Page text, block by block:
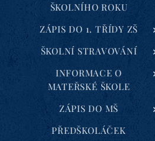
ŠKOLNÍHO ROKU
ZÁPIS DO 1. TŘÍDY ZŠ
ŠKOLNÍ STRAVOVÁNÍ
INFORMACE O
MATEŘSKÉ ŠKOLE
ZÁPIS DO MŠ
PŘEDŠKOLÁČEK